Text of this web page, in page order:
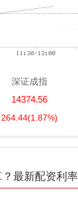
深证成指
14374.56
264.44(1.87%)
最新配资利